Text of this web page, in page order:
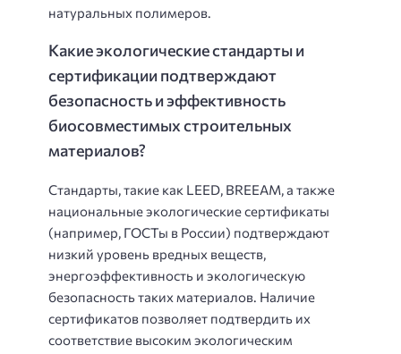
натуральных полимеров.
Какие экологические стандарты и
сертификации подтверждают
безопасность и эффективность
биосовместимых строительных
материалов?
Стандарты, такие как LEED, BREEAM, а также
национальные экологические сертификаты
(например, ГОСТы в России) подтверждают
низкий уровень вредных веществ,
энергоэффективность и экологическую
безопасность таких материалов. Наличие
сертификатов позволяет подтвердить их
соответствие высоким экологическим